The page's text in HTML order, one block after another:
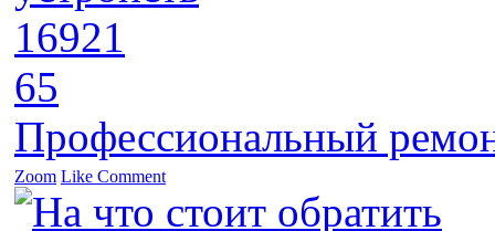
16921
65
Профессиональный
Zoom Like Comment